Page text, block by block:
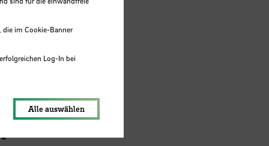
die im Cookie-Banner
Log-In bei
Alle auswählen